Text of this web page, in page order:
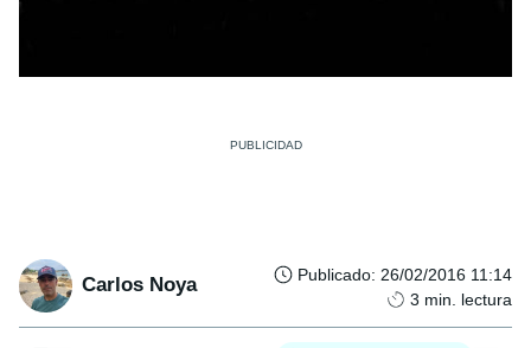
Carlos Noya Publicado: 26/02/2016 11:14
3 min. lectura